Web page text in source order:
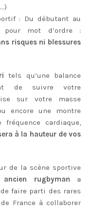
: Du débutant au
pour mot d’ordre :
risques ni blessures
tels qu’une balance
de suivre votre
sur votre masse
encore une montre
fréquence cardiaque,
à la hauteur de vos
de la scène sportive
ancien rugbyman a
faire parti des rares
France à collaborer